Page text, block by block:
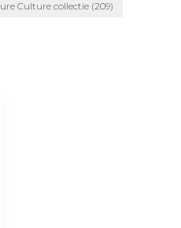
Culture collectie (209)